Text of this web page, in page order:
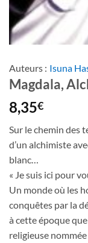
Auteurs : Isuna
Magdala,
8,35€
Sur le chemin des
d’un alchimiste
blanc…
« Je suis ici pour
Un monde où les
conquêtes par la
à cette époque
religieuse